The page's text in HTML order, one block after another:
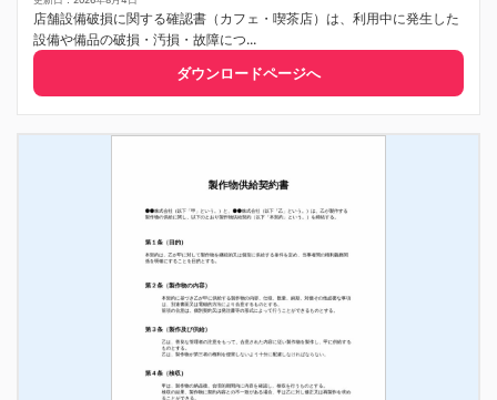
店舗設備破損に関する確認書（カフェ・喫茶店）は、利用中に発生した
設備や備品の破損・汚損・故障につ...
ダウンロードページへ